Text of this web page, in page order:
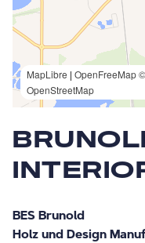
MapLibre | OpenFreeMap
OpenStreetMap
BES Brunold
Holz und Design